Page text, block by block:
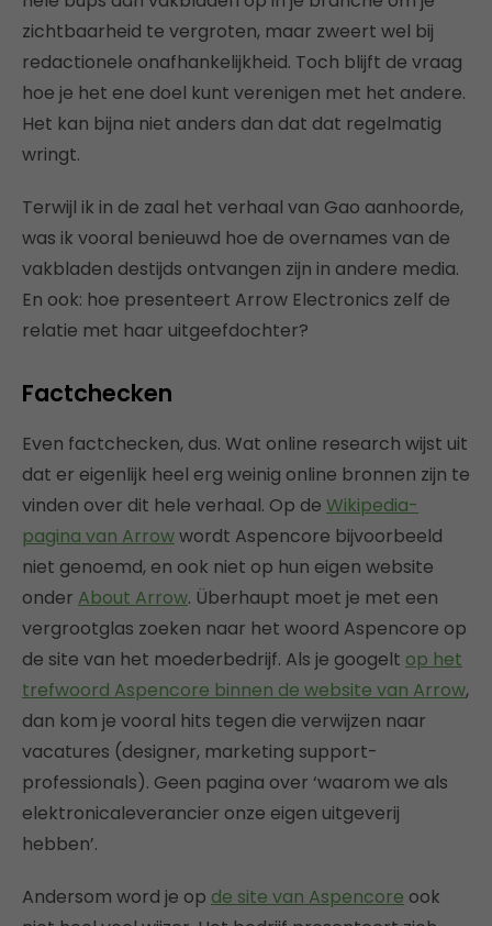
zichtbaarheid te vergroten, maar zweert wel bij
redactionele onafhankelijkheid. Toch blijft de vraag
hoe je het ene doel kunt verenigen met het andere.
Het kan bijna niet anders dan dat dat regelmatig
wringt.
Terwijl ik in de zaal het verhaal van Gao aanhoorde,
was ik vooral benieuwd hoe de overnames van de
vakbladen destijds ontvangen zijn in andere media.
En ook: hoe presenteert Arrow Electronics zelf de
relatie met haar uitgeefdochter?
Factchecken
Even factchecken, dus. Wat online research wijst uit
dat er eigenlijk heel erg weinig online bronnen zijn te
vinden over dit hele verhaal. Op de Wikipedia-
pagina van Arrowwordt Aspencore bijvoorbeeld
niet genoemd, en ook niet op hun eigen website
onder About Arrow. Überhaupt moet je met een
vergrootglas zoeken naar het woord Aspencore op
de site van het moederbedrijf. Als je googelt op het
trefwoord Aspencore binnen de website van Arrow,
dan kom je vooral hits tegen die verwijzen naar
vacatures (designer, marketing support-
professionals). Geen pagina over ‘waarom we als
elektronicaleverancier onze eigen uitgeverij
hebben’.
Andersom word je op de site van Aspencore ook